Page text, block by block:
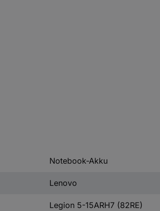
Notebook-Akku
Lenovo
Legion 5-15ARH7 (82RE)